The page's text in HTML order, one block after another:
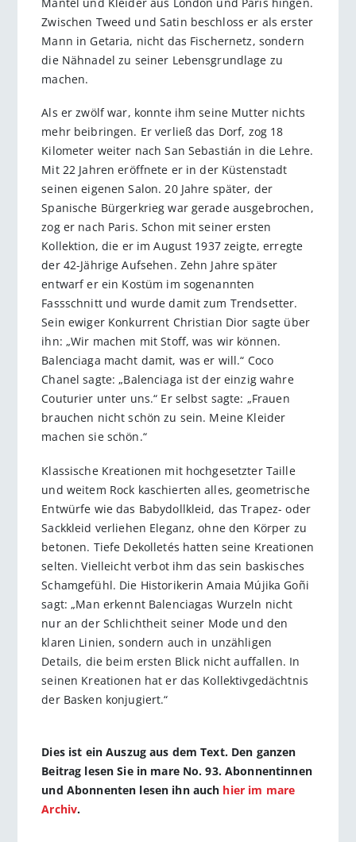
Zwischen Tweed und Satin beschloss er als erster
Mann in Getaria, nicht das Fischernetz, sondern
die Nähnadel zu seiner Lebensgrundlage zu
machen.
Als er zwölf war, konnte ihm seine Mutter nichts
mehr beibringen. Er verließ das Dorf, zog 18
Kilometer weiter nach San Sebastián in die Lehre.
Mit 22 Jahren eröffnete er in der Küstenstadt
seinen eigenen Salon. 20 Jahre später, der
Spanische Bürgerkrieg war gerade ausgebrochen,
zog er nach Paris. Schon mit seiner ersten
Kollektion, die er im August 1937 zeigte, erregte
der 42-Jährige Aufsehen. Zehn Jahre später
entwarf er ein Kostüm im sogenannten
Fassschnitt und wurde damit zum Trendsetter.
Sein ewiger Konkurrent Christian Dior sagte über
ihn: „Wir machen mit Stoff, was wir können.
Balenciaga macht damit, was er will.“ Coco
Chanel sagte: „Balenciaga ist der einzig wahre
Couturier unter uns.“ Er selbst sagte: „Frauen
brauchen nicht schön zu sein. Meine Kleider
machen sie schön.“
Klassische Kreationen mit hochgesetzter Taille
und weitem Rock kaschierten alles, geometrische
Entwürfe wie das Babydollkleid, das Trapez- oder
Sackkleid verliehen Eleganz, ohne den Körper zu
betonen. Tiefe Dekolletés hatten seine Kreationen
selten. Vielleicht verbot ihm das sein baskisches
Schamgefühl. Die Historikerin Amaia Mújika Goñi
sagt: „Man erkennt Balenciagas Wurzeln nicht
nur an der Schlichtheit seiner Mode und den
klaren Linien, sondern auch in unzähligen
Details, die beim ersten Blick nicht auffallen. In
seinen Kreationen hat er das Kollektivgedächtnis
der Basken konjugiert.“
Dies ist ein Auszug aus dem Text. Den ganzen
Beitrag lesen Sie in mare No. 93. Abonnentinnen
und Abonnenten lesen ihn auch hier im mare
Archiv.